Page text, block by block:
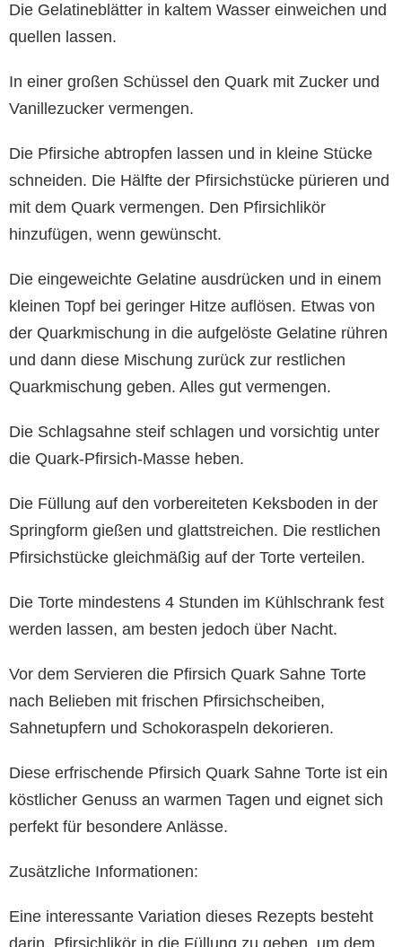
Die Gelatineblätter in kaltem Wasser einweichen und
quellen lassen.
In einer großen Schüssel den Quark mit Zucker und
Vanillezucker vermengen.
Die Pfirsiche abtropfen lassen und in kleine Stücke
schneiden. Die Hälfte der Pfirsichstücke pürieren und
mit dem Quark vermengen. Den Pfirsichlikör
hinzufügen, wenn gewünscht.
Die eingeweichte Gelatine ausdrücken und in einem
kleinen Topf bei geringer Hitze auflösen. Etwas von
der Quarkmischung in die aufgelöste Gelatine rühren
und dann diese Mischung zurück zur restlichen
Quarkmischung geben. Alles gut vermengen.
Die Schlagsahne steif schlagen und vorsichtig unter
die Quark-Pfirsich-Masse heben.
Die Füllung auf den vorbereiteten Keksboden in der
Springform gießen und glattstreichen. Die restlichen
Pfirsichstücke gleichmäßig auf der Torte verteilen.
Die Torte mindestens 4 Stunden im Kühlschrank fest
werden lassen, am besten jedoch über Nacht.
Vor dem Servieren die Pfirsich Quark Sahne Torte
nach Belieben mit frischen Pfirsichscheiben,
Sahnetupfern und Schokoraspeln dekorieren.
Diese erfrischende Pfirsich Quark Sahne Torte ist ein
köstlicher Genuss an warmen Tagen und eignet sich
perfekt für besondere Anlässe.
Zusätzliche Informationen:
Eine interessante Variation dieses Rezepts besteht